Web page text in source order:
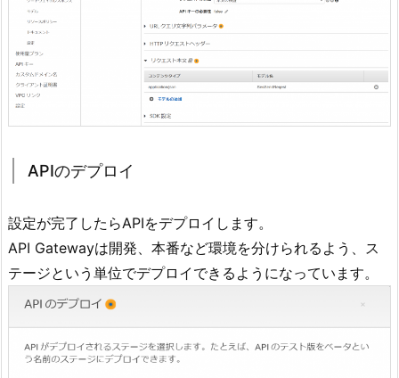
APIのデプロイ
設定が完了したらAPIをデプロイします。
API Gatewayは開発、本番など環境を分けられるよう、ス
テージという単位でデプロイできるようになっています。